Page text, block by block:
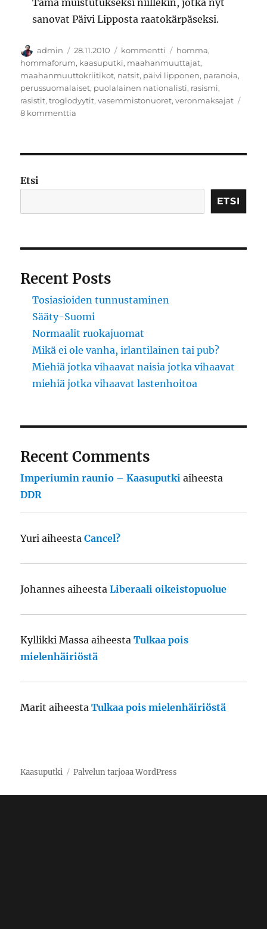
Tämä muistutukseksi niillekin, jotka nyt
sanovat Päivi Lipposta raatokärpäseksi.
Kirjoittaja
admin Julkaistu
28.11.2010 Kategoriat
kommentti Avainsanat
homma,
hommaforum, kaasuputki, maahanmuuttajat,
maahanmuuttokriitikot, natsit, päivi lipponen, paranoia,
perussuomalaiset, puolalainen nationalisti, rasismi,
rasistit,troglodyytit,vasemmistonuoret,veronmaksajat
8 kommenttia
Etsi
ETSI
Recent Posts
Tosiasioiden tunnustaminen
Sääty-Suomi
Normaalit ruokajuomat
Mikä ei ole vanha, irlantilainen tai pub?
Miehiä jotka vihaavat naisia jotka vihaavat
miehiä jotka vihaavat lastenhoitoa
Recent Comments
Imperiumin raunio – Kaasuputki aiheesta
DDR
Yuri aiheestaCancel?
Johannes aiheestaLiberaali oikeistopuolue
Kyllikki Massa aiheestaTulkaa pois
mielenhäiriöstä
Marit aiheestaTulkaa pois mielenhäiriöstä
Kaasuputki Palvelun tarjoaa WordPress